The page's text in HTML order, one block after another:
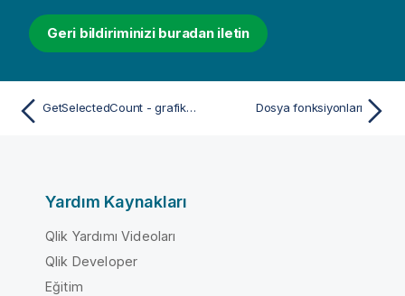
Geri bildiriminizi buradan iletin
GetSelectedCount - grafik fonksiyonu Dosya fonksiyonları
Yardım Kaynakları
Qlik Yardımı Videoları
Qlik Developer
Eğitim